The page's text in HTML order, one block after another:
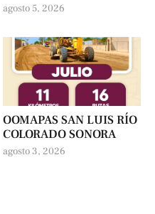
agosto 5, 2026
OOMAPAS SAN LUIS RÍO
COLORADO SONORA
agosto 3, 2026